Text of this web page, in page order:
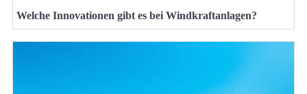
Welche Innovationen gibt es bei Windkraftanlagen?